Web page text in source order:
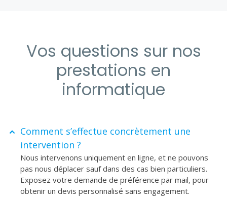
Vos questions sur nos
prestations en
informatique
Comment s’effectue concrètement une
intervention ?
Nous intervenons uniquement en ligne, et ne pouvons
pas nous déplacer sauf dans des cas bien particuliers.
Exposez votre demande de préférence par mail, pour
obtenir un devis personnalisé sans engagement.